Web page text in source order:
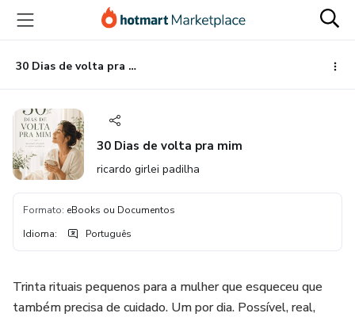
para
conteúdo
principal
para
pagamento
para
rodapé
30 Dias de volta pra mim
30 Dias de volta pra mim
ricardo girlei padilha
Formato: eBooks ou Documentos
Idioma: Português
Trinta rituais pequenos para a mulher que esqueceu que
também precisa de cuidado. Um por dia. Possível, real,